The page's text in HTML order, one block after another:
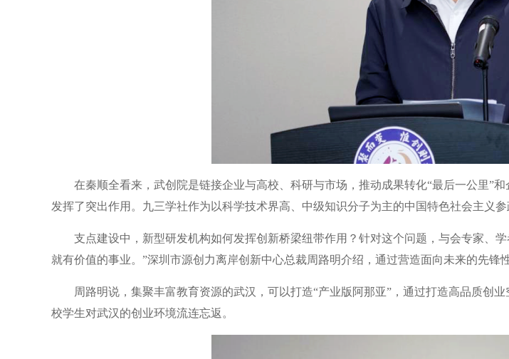
在秦顺全看来，武创院是链接企业与高校、科研与市场，推动成果转化“最后一公里”
发挥了突出作用。九三学社作为以科学技术界高、中级知识分子为主的中国特色社会主义
支点建设中，新型研发机构如何发挥创新桥梁纽带作用？针对这个问题，与会专家、
就有价值的事业。”深圳市源创力离岸创新中心总裁周路明介绍，通过营造面向未来的先锋
周路明说，集聚丰富教育资源的武汉，可以打造“产业版阿那亚”，通过打造高品质创
校学生对武汉的创业环境流连忘返。